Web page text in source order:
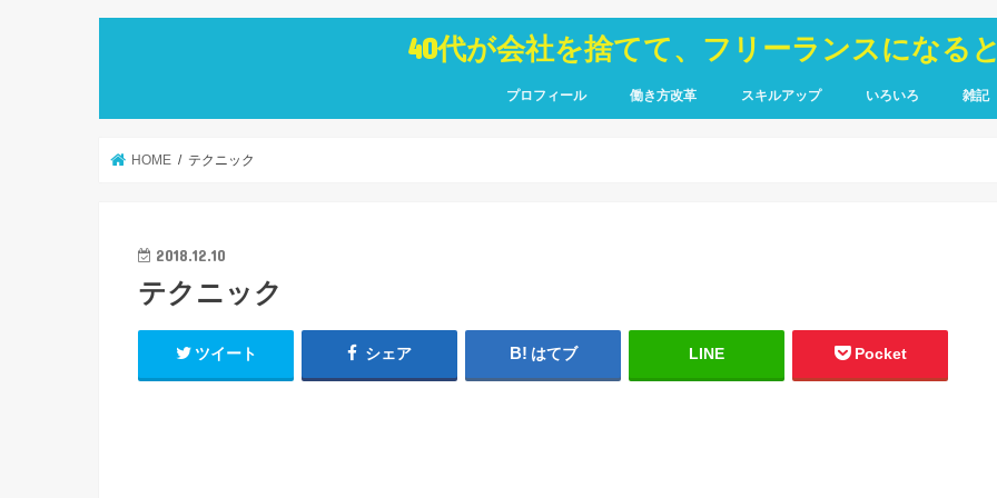
40代が会社を捨てて、フリーランスになる
プロフィール 働き方改革 スキルアップ いろいろ 雑記
HOME テクニック
2018.12.10
テクニック
ツイート シェア はてブ LINE Pocket